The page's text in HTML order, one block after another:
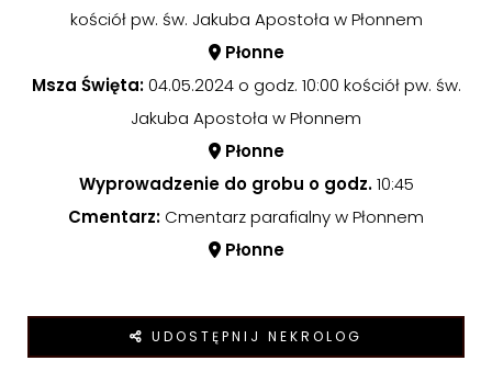
kościół pw. św. Jakuba Apostoła w Płonnem
Płonne
Msza Święta:04.05.2024 o godz. 10:00 kościół pw. św.
Jakuba Apostoła w Płonnem
Płonne
Wyprowadzenie do grobu o godz.10:45
Cmentarz: Cmentarz parafialny w Płonnem
Płonne
UDOSTĘPNIJ NEKROLOG